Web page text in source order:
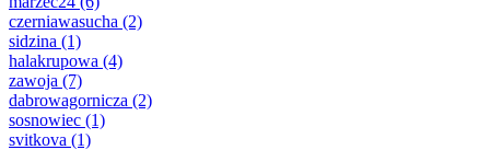
czerniawasucha (2)
sidzina (1)
halakrupowa (4)
zawoja (7)
dabrowagornicza (2)
sosnowiec (1)
svitkova (1)